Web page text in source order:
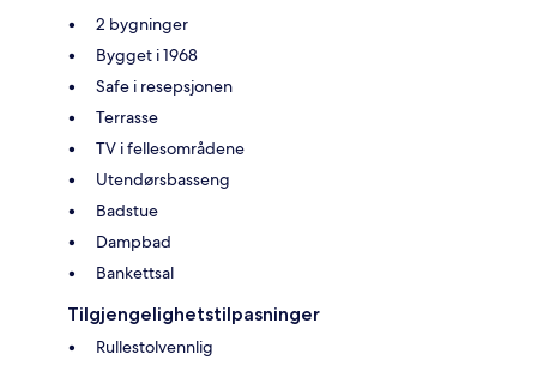
2 bygninger
Bygget i 1968
Safe i resepsjonen
Terrasse
TV i fellesområdene
Utendørsbasseng
Badstue
Dampbad
Bankettsal
Tilgjengelighetstilpasninger
Rullestolvennlig